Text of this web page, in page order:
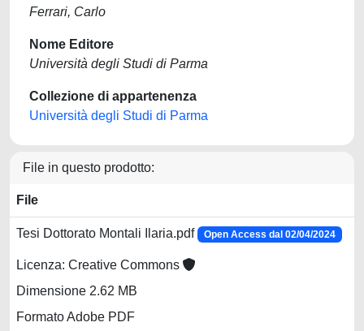
Ferrari, Carlo
Nome Editore
Università degli Studi di Parma
Collezione di appartenenza
Università degli Studi di Parma
File in questo prodotto:
File
Tesi Dottorato Montali Ilaria.pdf Open Access dal 02/04/2024
Licenza: Creative Commons
Dimensione 2.62 MB
Formato Adobe PDF